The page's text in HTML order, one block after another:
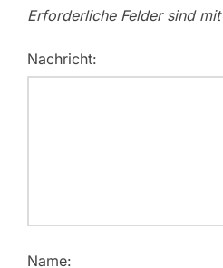
Erforderliche Felder sind mit
Nachricht:
Name: